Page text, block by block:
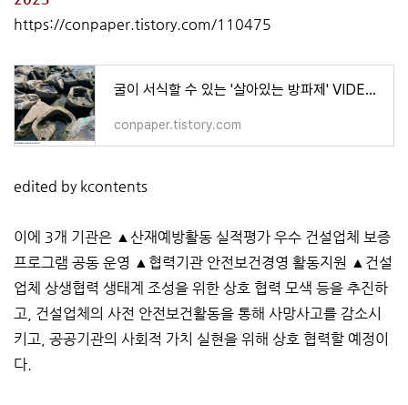
https://conpaper.tistory.com/110475
굴이 서식할 수 있는 '살아있는 방파제' VIDEO: Living Breakwaters coastal defence system wins Obel Award 2023
conpaper.tistory.com
edited by kcontents
이에 3개 기관은 ▲산재예방활동 실적평가 우수 건설업체 보증
프로그램 공동 운영 ▲협력기관 안전보건경영 활동지원 ▲건설
업체 상생협력 생태계 조성을 위한 상호 협력 모색 등을 추진하
고, 건설업체의 사전 안전보건활동을 통해 사망사고를 감소시
키고, 공공기관의 사회적 가치 실현을 위해 상호 협력할 예정이
다.